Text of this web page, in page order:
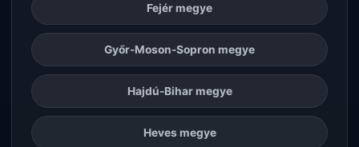
Fejér megye
Győr-Moson-Sopron megye
Hajdú-Bihar megye
Heves megye